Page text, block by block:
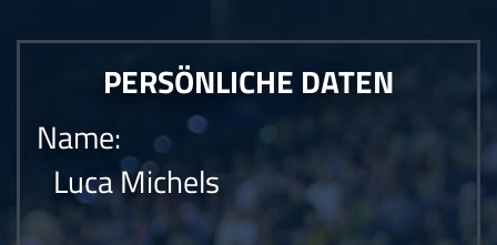
PERSÖNLICHE DATEN
Name:
Luca Michels